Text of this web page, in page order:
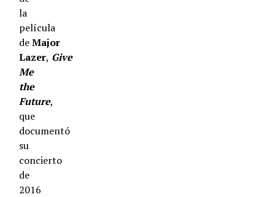
la
película
deMajor
Lazer, Give
Me
the
Future,
que
documentó
su
concierto
de
2016